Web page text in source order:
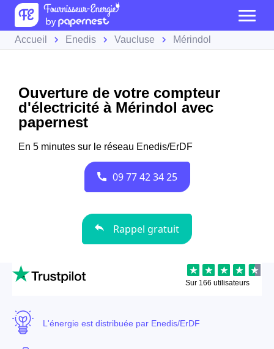
Accueil Enedis Vaucluse Mérindol